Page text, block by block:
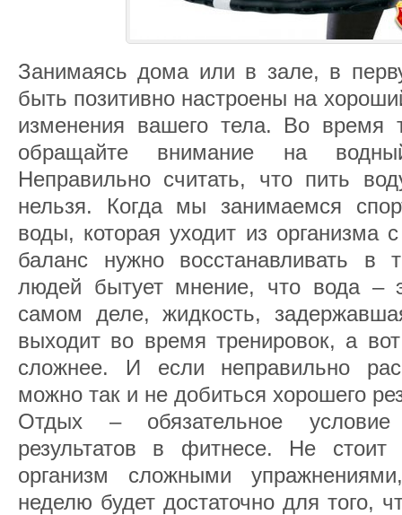
Занимаясь дома или в зале, в
быть позитивно настроены на
изменения вашего тела. Во время
обращайте внимание на
Неправильно считать, что пить
нельзя. Когда мы занимаемся
воды, которая уходит из организма
баланс нужно восстанавливать в
людей бытует мнение, что вода –
самом деле, жидкость,
выходит во время тренировок, а
сложнее. И если неправильно
можно так и не добиться хорошего
Отдых – обязательное
результатов в фитнесе. Не стоит
организм сложными
неделю будет достаточно для того,